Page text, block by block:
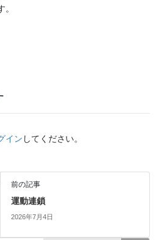
イン してください。
前の記事
運動連鎖
2026年7月4日